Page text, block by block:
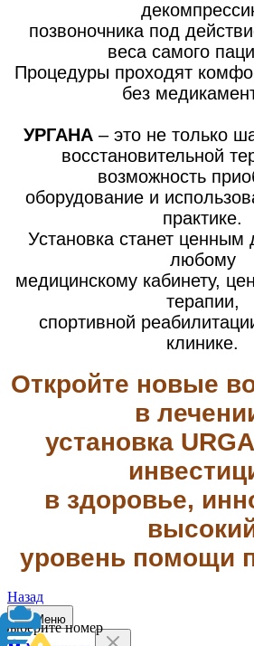
позвоночника под
веса самого
Процедуры проходят
без
УРГАНА – это не только
восстановительной
возможность
оборудование и
практике.
Установка станет ценным
любому
медицинскому кабинету,
терапии,
спортивной
клинике.
Откройте новые
в
установка
в здоровье,
уровень помощи
Назад
Выберите номер
Меню